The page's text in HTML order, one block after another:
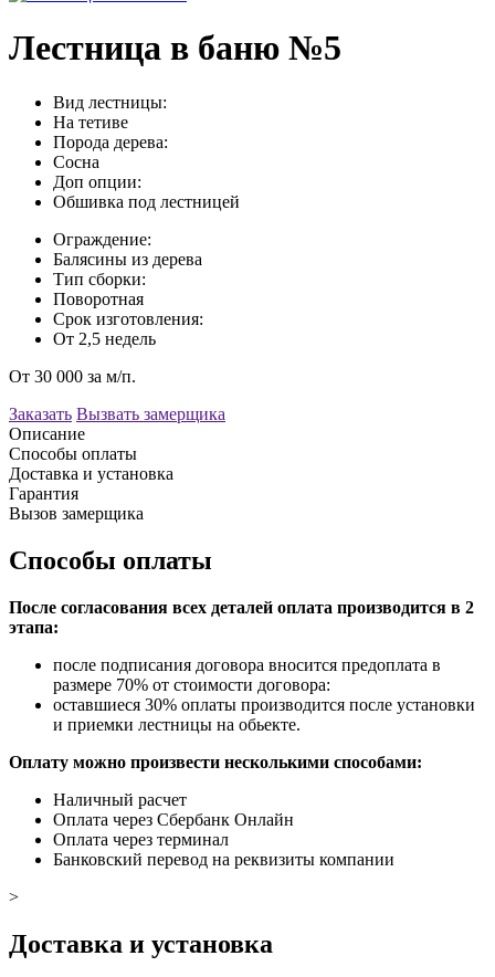
Лестница в баню №5
Вид лестницы:
На тетиве
Порода дерева:
Сосна
Доп опции:
Обшивка под лестницей
Ограждение:
Балясины из дерева
Тип сборки:
Поворотная
Срок изготовления:
От 2,5 недель
От 30 000 за м/п.
Заказать Вызвать замерщика
Описание
Способы оплаты
Доставка и установка
Гарантия
Вызов замерщика
Способы оплаты
После согласования всех деталей оплата производится в 2
этапа:
после подписания договора вносится предоплата в
размере 70% от стоимости договора:
оставшиеся 30% оплаты производится после установки
и приемки лестницы на обьекте.
Оплату можно произвести несколькими способами:
Наличный расчет
Оплата через Сбербанк Онлайн
Оплата через терминал
Банковский перевод на реквизиты компании
>
Доставка и установка